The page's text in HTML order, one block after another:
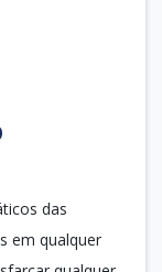
das
em qualquer